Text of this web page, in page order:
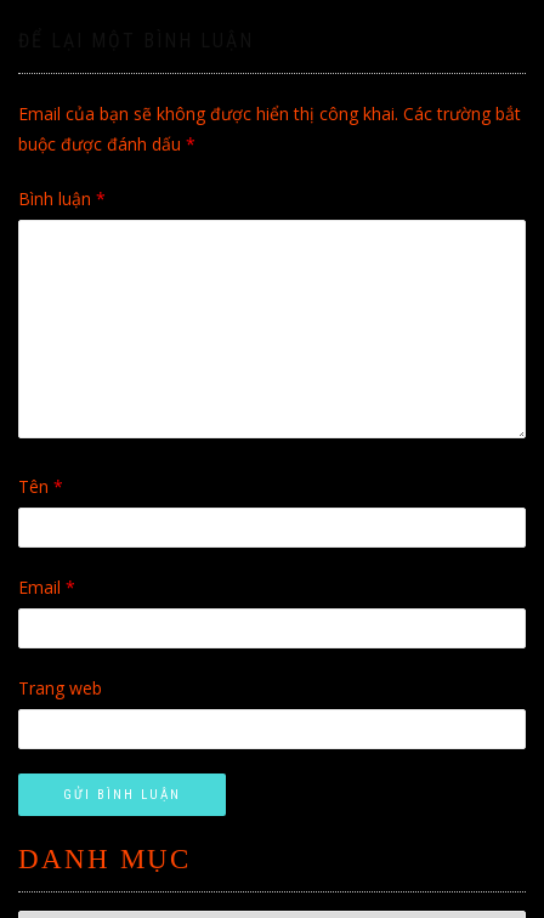
Email của bạn sẽ không được hiển thị công khai. Các trường bắt
buộc được đánh dấu *
Bình luận *
Tên *
Email *
Trang web
DANH MỤC